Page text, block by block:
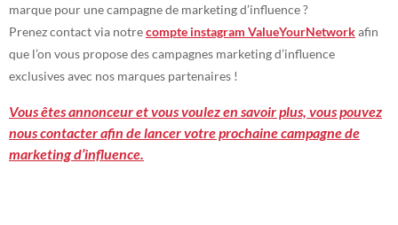
marque pour une campagne de marketing d’influence ?
Prenez contact via notrecompte instagram ValueYourNetworkafin
que l’on vous propose des campagnes marketing d’influence
exclusives avec nos marques partenaires !
Vous êtes annonceur et vous voulez en savoir plus, vous pouvez
nous contacter afin de lancer votre prochaine campagne de
marketing d’influence.